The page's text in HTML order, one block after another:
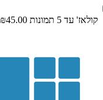
קולאז' עד 5 תמונות ₪45.00